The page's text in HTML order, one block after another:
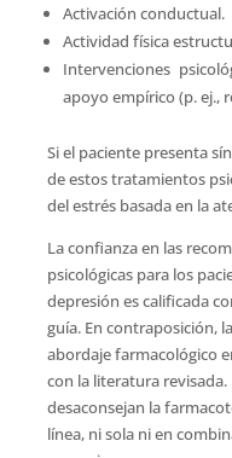
Activación conductual.
Actividad física
Intervenciones
apoyo empírico (p. ej.,
Si el paciente presenta
de estos tratamientos
del estrés basada en la
La confianza en las
psicológicas para los
depresión es calificada
guía. En contraposición,
abordaje farmacológico
con la literatura
desaconsejan la
línea, ni sola ni en